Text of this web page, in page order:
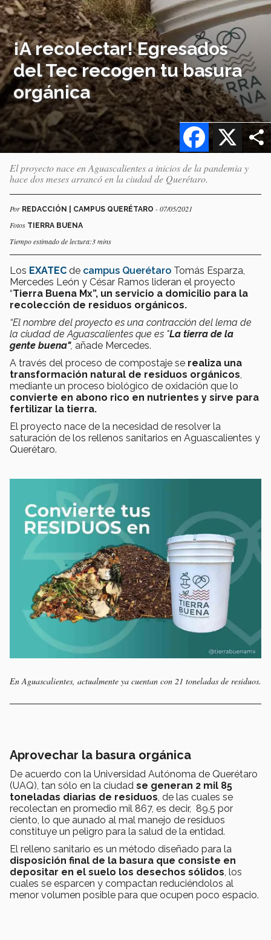
¡A recolectar! Egresados
del Tec recogen tu basura
orgánica
X
Facebook
El proyecto nace en Aguascalientes a inicios de la pandemia y
hace dos meses arrancó en la ciudad de Querétaro.
Por REDACCIÓN | CAMPUS QUERÉTARO - 07/05/2021
Fotos TIERRA BUENA
Tiempo estimado de lectura:3 mins
Los EXATEC de campus Querétaro Tomás Esparza,
Mercedes León y César Ramos lideran el proyecto
“Tierra Buena Mx”, un servicio a domicilio para la
recolección de residuos orgánicos.
“El nombre del proyecto es una contracción del lema de
la ciudad de Aguascalientes que es "La tierra de la
gente buena", añade Mercedes.
A través del proceso de compostaje se realiza una
transformación natural de residuos orgánicos
mediante un proceso biológico de oxidación que lo
convierte en abono rico en nutrientes y sirve para
fertilizar la tierra.
El proyecto nace de la necesidad de resolver la
saturación de los rellenos sanitarios en Aguascalientes y
Querétaro.
En Aguascalientes, actualmente ya cuentan con 21 toneladas de residuos.
Aprovechar la basura orgánica
De acuerdo con la Universidad Autónoma de Querétaro
(UAQ), tan sólo en la ciudad se generan 2 mil 85
toneladas diarias de residuos, de las cuales se
recolectan en promedio mil 867, es decir, 89.5 por
ciento, lo que aunado al mal manejo de residuos
constituye un peligro para la salud de la entidad.
El relleno sanitario es un método diseñado para la
disposición final de la basura que consiste en
depositar en el suelo los desechos sólidos, los
cuales se esparcen y compactan reduciéndolos al
menor volumen posible para que ocupen poco espacio.